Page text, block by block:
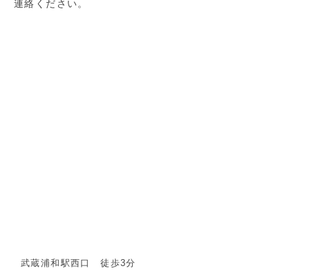
連絡ください。
武蔵浦和駅西口 徒歩3分